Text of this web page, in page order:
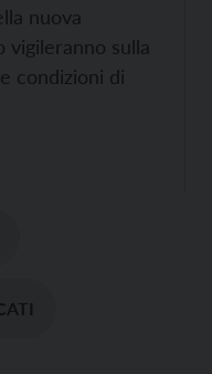
nuova
vigileranno sulla
condizioni di